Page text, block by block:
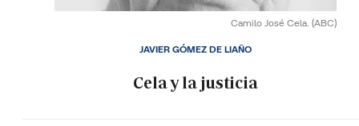
Camilo José Cela. (ABC)
Cela y la justicia
JAVIER GÓMEZ DE LIAÑO